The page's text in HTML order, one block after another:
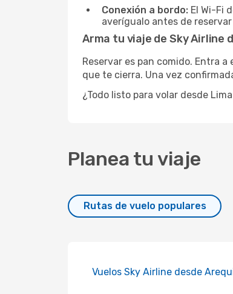
Conexión a bordo: El Wi-Fi
averígualo antes de
Arma tu viaje de Sky Airline
Reservar es pan comido. Entra
que te cierra. Una vez
¿Todo listo para volar desde
Planea tu viaje
Rutas de vuelo populares
Vuelos Sky Airline desde